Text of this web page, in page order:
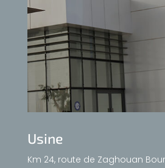
Usine
Km 24, route de Zaghouan